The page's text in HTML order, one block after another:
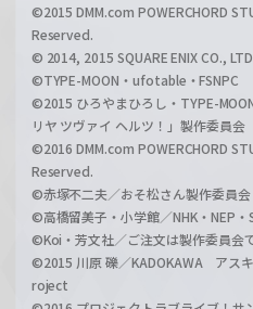
©2015 DMM.com POWERCHORD
Reserved.
© 2014, 2015 SQUARE ENIX CO.,
©TYPE-MOON・ufotable・FSNPC
©2015 ひろやまひろし・TYPE-
リヤ ツヴァイ ヘルツ！」製作委員会
©2016 DMM.com POWERCHORD
Reserved.
©赤塚不二夫／おそ松さん製作委員会
©高橋留美子・小学館／NHK・NEP
©Koi・芳文社／ご注文は製作委員会
©2015 川原 礫／KADOKAWA アス
roject